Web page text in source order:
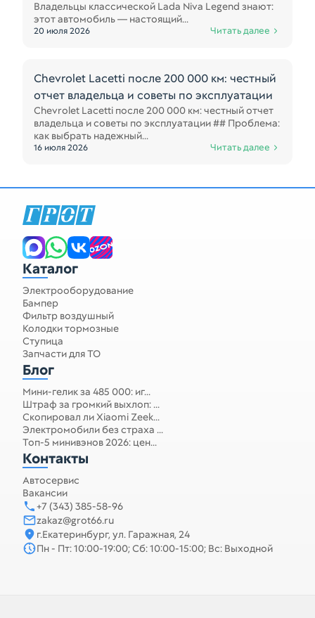
Владельцы классической Lada Niva Legend знают:
этот автомобиль — настоящий...
20 июля 2026 Читать далее
Chevrolet Lacetti после 200 000 км: честный
отчет владельца и советы по эксплуатации
Chevrolet Lacetti после 200 000 км: честный отчет
владельца и советы по эксплуатации ## Проблема:
как выбрать надежный...
16 июля 2026 Читать далее
Запчасти для спецтехники
Каталог
Электрооборудование
Бампер
Фильтр воздушный
Колодки тормозные
Ступица
Запчасти для ТО
Блог
Мини-гелик за 485 000: иг...
Штраф за громкий выхлоп: ...
Скопировал ли Xiaomi Zeek...
Электромобили без страха ...
Топ-5 минивэнов 2026: цен...
Контакты
Автосервис
Вакансии
+7 (343) 385-58-96
zakaz@grot66.ru
г.Екатеринбург, ул. Гаражная, 24
Пн - Пт: 10:00-19:00; Сб: 10:00-15:00; Вс: Выходной